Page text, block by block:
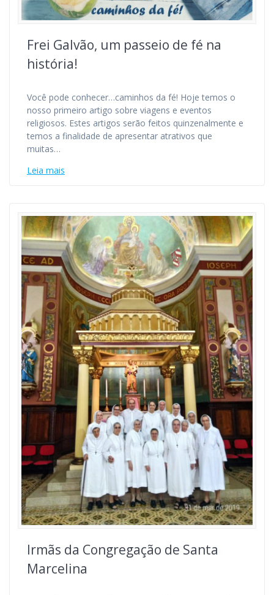
Frei Galvão, um passeio de fé na
história!
Você pode conhecer…caminhos da fé! Hoje temos o
nosso primeiro artigo sobre viagens e eventos
religiosos. Estes artigos serão feitos quinzenalmente e
temos a finalidade de apresentar atrativos que
muitas…
Leia mais
Irmãs da Congregação de Santa
Marcelina